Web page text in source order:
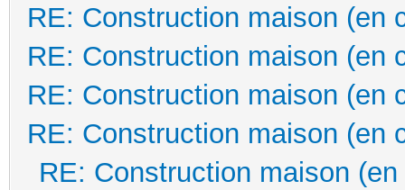
RE: Construction maison (en
RE: Construction maison (en
RE: Construction maison (en
RE: Construction maison (en
RE: Construction maison